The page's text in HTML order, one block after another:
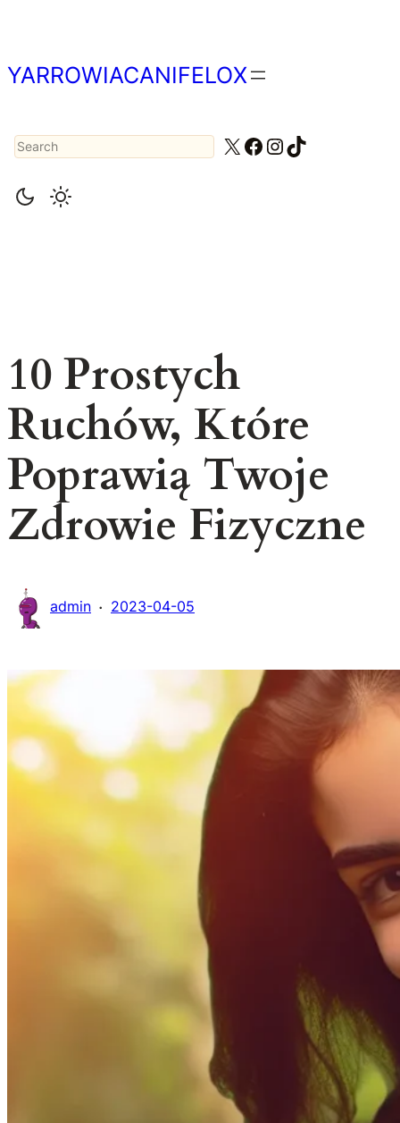
treści
YARROWIACANIFELOX
Search X Facebook
Instagram
TikTok
10 Prostych
Ruchów, Które
Poprawią Twoje
Zdrowie Fizyczne
admin · 2023-04-05